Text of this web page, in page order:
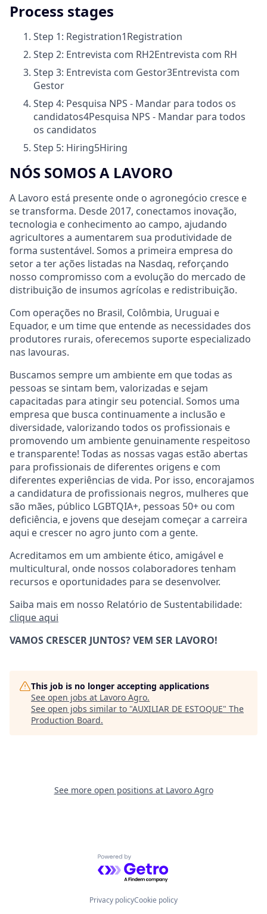
Process stages
Step 1: Registration1Registration
Step 2: Entrevista com RH2Entrevista com RH
Step 3: Entrevista com Gestor3Entrevista com
Gestor
Step 4: Pesquisa NPS - Mandar para todos os
candidatos4Pesquisa NPS - Mandar para todos
os candidatos
Step 5: Hiring5Hiring
NÓS SOMOS A LAVORO
A Lavoro está presente onde o agronegócio cresce e
se transforma. Desde 2017, conectamos inovação,
tecnologia e conhecimento ao campo, ajudando
agricultores a aumentarem sua produtividade de
forma sustentável. Somos a primeira empresa do
setor a ter ações listadas na Nasdaq, reforçando
nosso compromisso com a evolução do mercado de
distribuição de insumos agrícolas e redistribuição.
Com operações no Brasil, Colômbia, Uruguai e
Equador, e um time que entende as necessidades dos
produtores rurais, oferecemos suporte especializado
nas lavouras.
Buscamos sempre um ambiente em que todas as
pessoas se sintam bem, valorizadas e sejam
capacitadas para atingir seu potencial. Somos uma
empresa que busca continuamente a inclusão e
diversidade, valorizando todos os profissionais e
promovendo um ambiente genuinamente respeitoso
e transparente! Todas as nossas vagas estão abertas
para profissionais de diferentes origens e com
diferentes experiências de vida. Por isso, encorajamos
a candidatura de profissionais negros, mulheres que
são mães, público LGBTQIA+, pessoas 50+ ou com
deficiência, e jovens que desejam começar a carreira
aqui e crescer no agro junto com a gente.
Acreditamos em um ambiente ético, amigável e
multicultural, onde nossos colaboradores tenham
recursos e oportunidades para se desenvolver.
Saiba mais em nosso Relatório de Sustentabilidade:
clique aqui
VAMOS CRESCER JUNTOS? VEM SER LAVORO!
This job is no longer accepting applications
See open jobs at Lavoro Agro.
See open jobs similar to "AUXILIAR DE ESTOQUE" The
Production Board.
See more open positions at Lavoro Agro
Powered by Getro.com
Privacy policyCookie policy